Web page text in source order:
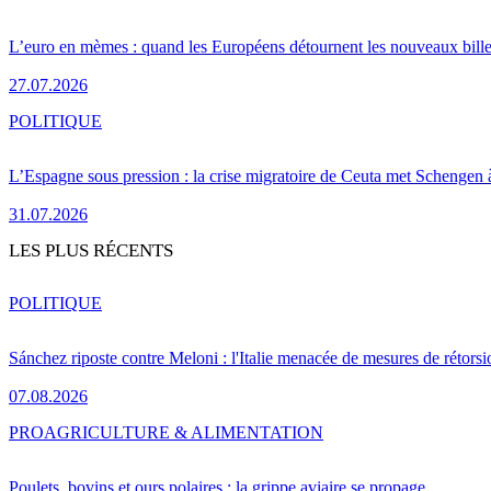
L’euro en mèmes : quand les Européens détournent les nouveaux
27.07.2026
L’Espagne sous pression : la crise migratoire de Ceuta met Schengen
31.07.2026
POLITIQUE
LES PLUS RÉCENTS
Sánchez riposte contre Meloni : l'Italie menacée de mesures de
07.08.2026
POLITIQUE
Poulets, bovins et ours polaires : la grippe aviaire se propage
PROAGRICULTURE & ALIMENTATION